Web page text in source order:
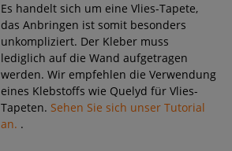
Es handelt sich um eine Vlies-Tapete,
das Anbringen ist somit besonders
unkompliziert. Der Kleber muss
lediglich auf die Wand aufgetragen
werden. Wir empfehlen die Verwendung
eines Klebstoffs wie Quelyd für Vlies-
Tapeten. Sehen Sie sich unser Tutorial
an. .